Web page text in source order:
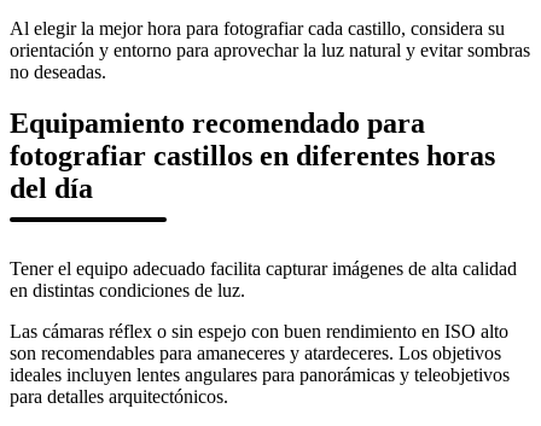
Al elegir la mejor hora para fotografiar cada castillo, considera su
orientación y entorno para aprovechar la luz natural y evitar sombras
no deseadas.
Equipamiento recomendado para
fotografiar castillos en diferentes horas
del día
Tener el equipo adecuado facilita capturar imágenes de alta calidad
en distintas condiciones de luz.
Las cámaras réflex o sin espejo con buen rendimiento en ISO alto
son recomendables para amaneceres y atardeceres. Los objetivos
ideales incluyen lentes angulares para panorámicas y teleobjetivos
para detalles arquitectónicos.